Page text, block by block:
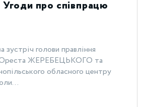
про співпрацю
зустріч голови правління
Ореста ЖЕРЕБЕЦЬКОГО та
обласного центру